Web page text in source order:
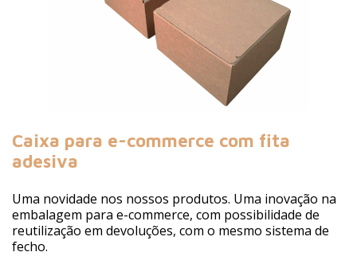
Caixa para e-commerce com fita
adesiva
Uma novidade nos nossos produtos. Uma inovação na
embalagem para e-commerce, com possibilidade de
reutilização em devoluções, com o mesmo sistema de
fecho.